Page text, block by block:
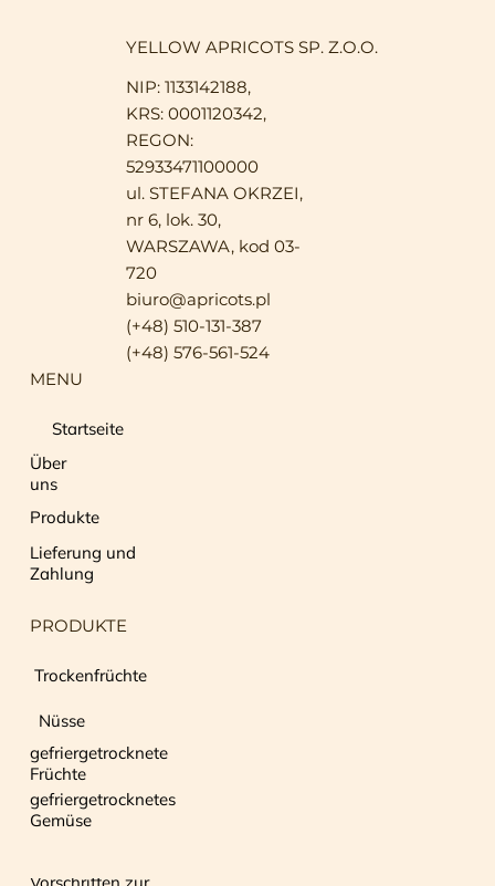
YELLOW APRICOTS SP. Z.O.O.
NIP: 1133142188,
KRS: 0001120342,
REGON:
52933471100000
ul. STEFANA OKRZEI,
nr 6, lok. 30,
WARSZAWA, kod 03-
720
biuro@apricots.pl
(+48) 510-131-387
(+48) 576-561-524
MENU
Startseite
Über
uns
Produkte
Lieferung und
Zahlung
PRODUKTE
Trockenfrüchte
Nüsse
gefriergetrocknete
Früchte
gefriergetrocknetes
Gemüse